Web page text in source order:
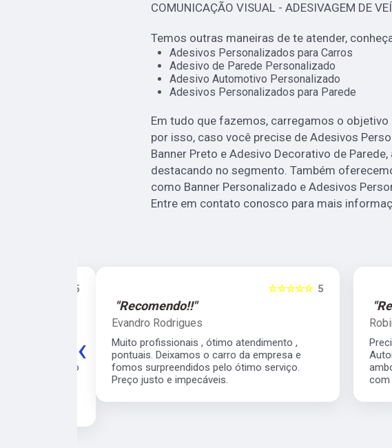
COMUNICAÇÃO VISUAL - ADESIVAGEM DE
Temos outras maneiras de te atender,
Adesivos Personalizados para Carros
Adesivo de Parede Personalizado
Adesivo Automotivo Personalizado
Adesivos Personalizados para Parede
Em tudo que fazemos, carregamos o
por isso, caso você precise de Adesivos
Banner Preto e Adesivo Decorativo de
destacando no segmento. Também
como Banner Personalizado e Adesivos
Entre em contato conosco para mais
5
☆☆☆☆☆
"Recomendo!!"
Evandro Rodrigues
Muito profissionais , ótimo atendimento ,
pontuais. Deixamos o carro da empresa e
fomos surpreendidos pelo ótimo serviço.
Preço justo e impecáveis.
com
‹